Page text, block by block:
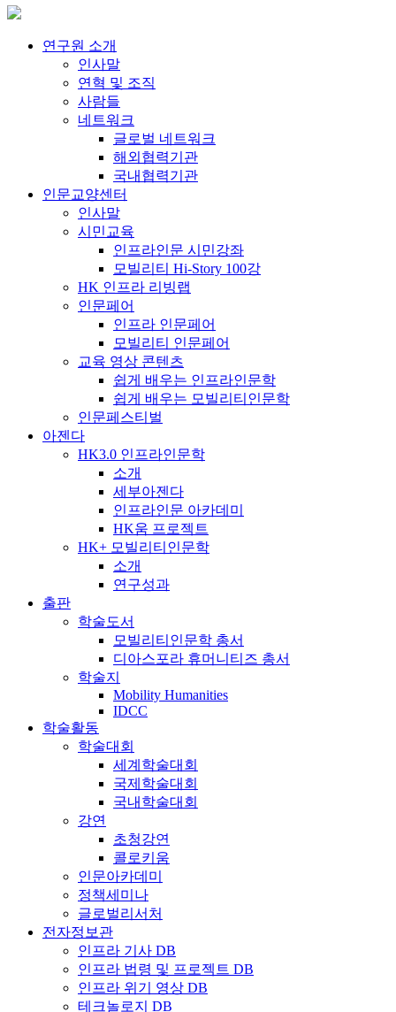
연구원 소개
인사말
연혁 및 조직
사람들
네트워크
글로벌 네트워크
해외협력기관
국내협력기관
인문교양센터
인사말
시민교육
인프라인문 시민강좌
모빌리티 Hi-Story 100강
HK 인프라 리빙랩
인문페어
인프라 인문페어
모빌리티 인문페어
교육 영상 콘텐츠
쉽게 배우는 인프라인문학
쉽게 배우는 모빌리티인문학
인문페스티벌
아젠다
HK3.0 인프라인문학
소개
세부아젠다
인프라인문 아카데미
HK움 프로젝트
HK+ 모빌리티인문학
소개
연구성과
출판
학술도서
모빌리티인문학 총서
디아스포라 휴머니티즈 총서
학술지
Mobility Humanities
IDCC
학술활동
학술대회
세계학술대회
국제학술대회
국내학술대회
강연
초청강연
콜로키움
인문아카데미
정책세미나
글로벌리서처
전자정보관
인프라 기사 DB
인프라 법령 및 프로젝트 DB
인프라 위기 영상 DB
테크놀로지 DB